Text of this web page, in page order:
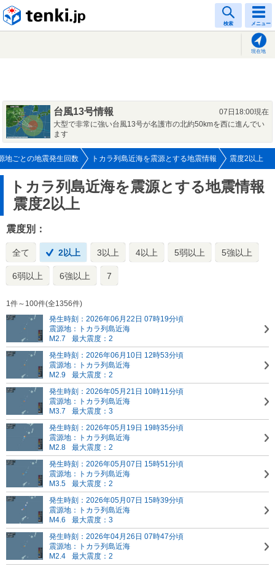
検索 メニュー
現在地
台風13号情報
07日18:00現在
大型で非常に強い台風13号が名護市の北約50kmを西に進んでい
ます
地ごとの地震発生回数 トカラ列島近海を震源とする地震情報 震度2以上
トカラ列島近海を震源とする地震情報
震度2以上
震度別：
全て 2以上 3以上 4以上 5弱以上 5強以上
6弱以上 6強以上 7
1件～100件(全1356件)
発生時刻：2026年06月22日 07時19分頃
震源地：トカラ列島近海
M2.7
最大震度：2
発生時刻：2026年06月10日 12時53分頃
震源地：トカラ列島近海
M2.9
最大震度：2
発生時刻：2026年05月21日 10時11分頃
震源地：トカラ列島近海
M3.7
最大震度：3
発生時刻：2026年05月19日 19時35分頃
震源地：トカラ列島近海
M2.8
最大震度：2
発生時刻：2026年05月07日 15時51分頃
震源地：トカラ列島近海
M3.5
最大震度：2
発生時刻：2026年05月07日 15時39分頃
震源地：トカラ列島近海
M4.6
最大震度：3
発生時刻：2026年04月26日 07時47分頃
震源地：トカラ列島近海
M2.4
最大震度：2